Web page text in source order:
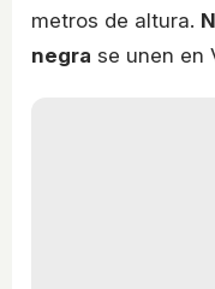
metros de altura.
negra se unen en